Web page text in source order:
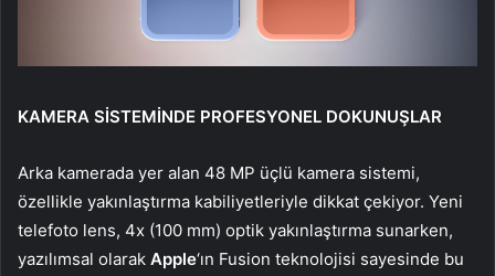
KAMERA SİSTEMİNDE PROFESYONEL DOKUNUŞLAR
Arka kamerada yer alan 48 MP üçlü kamera sistemi,
özellikle yakınlaştırma kabiliyetleriyle dikkat çekiyor. Yeni
telefoto lens, 4x (100 mm) optik yakınlaştırma sunarken,
yazılımsal olarak Apple‘ın Fusion teknolojisi sayesinde bu